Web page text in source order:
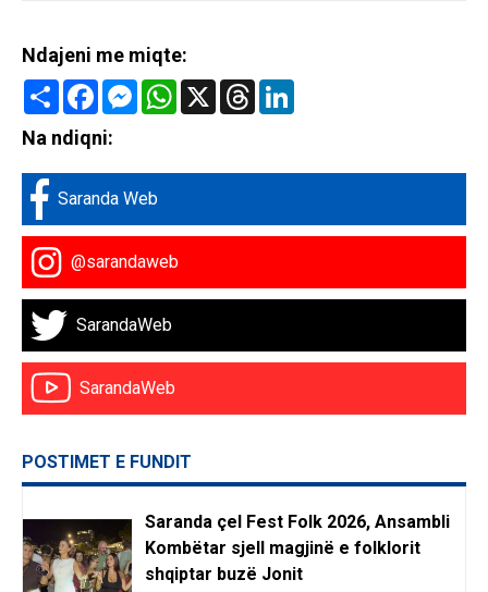
Ndajeni me miqte:
Share FacebookMessenger
WhatsApp
X Threads
Na ndiqni:
Saranda Web
@sarandaweb
SarandaWeb
SarandaWeb
POSTIMET E FUNDIT
Saranda çel Fest Folk 2026, Ansambli
Kombëtar sjell magjinë e folklorit
shqiptar buzë Jonit